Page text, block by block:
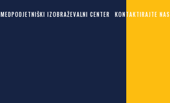
MEDPODJETNIŠKI IZOBRAŽEVALNI CENTER KONTAKTIRAJTE NAS